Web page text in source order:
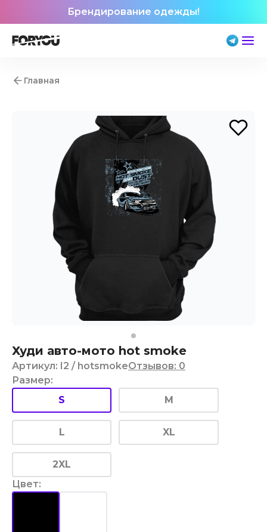
Брендирование одежды!
Главная
Худи авто-мото hot smoke
Артикул: I2 / hotsmokeОтзывов: 0
Размер:
S
M
L XL
2XL
Цвет: